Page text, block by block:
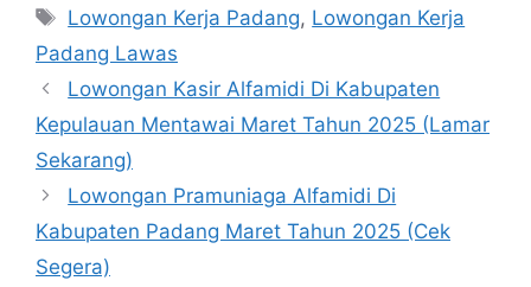
Tag
Lowongan Kerja Padang, Lowongan Kerja
Padang Lawas
Lowongan Kasir Alfamidi Di Kabupaten
Kepulauan Mentawai Maret Tahun 2025 (Lamar
Sekarang)
Lowongan Pramuniaga Alfamidi Di
Kabupaten Padang Maret Tahun 2025 (Cek
Segera)